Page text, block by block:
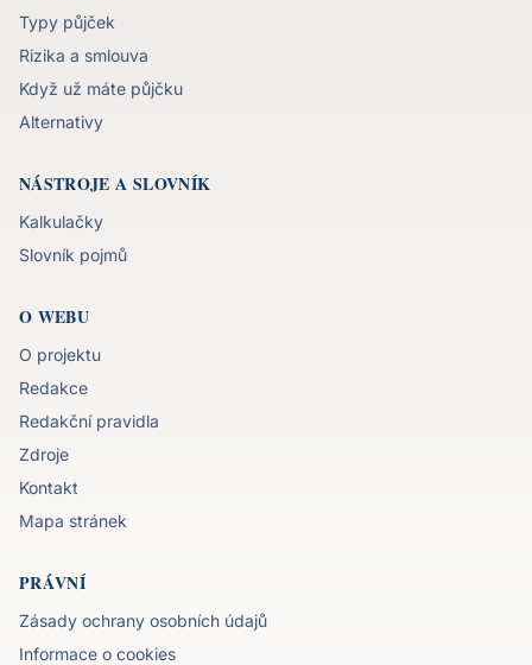
Typy půjček
Rizika a smlouva
Když už máte půjčku
Alternativy
NÁSTROJE A SLOVNÍK
Kalkulačky
Slovník pojmů
O WEBU
O projektu
Redakce
Redakční pravidla
Zdroje
Kontakt
Mapa stránek
PRÁVNÍ
Zásady ochrany osobních údajů
Informace o cookies